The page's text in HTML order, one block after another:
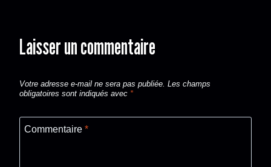
Laisser un commentaire
Votre adresse e-mail ne sera pas publiée. Les champs
obligatoires sont indiqués avec *
Commentaire *